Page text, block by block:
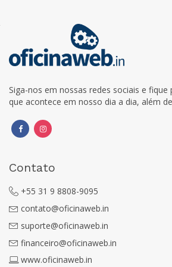
Siga-nos em nossas redes sociais e
que acontece em nosso dia a dia, além
Contato
+55 31 9 8808-9095
contato@oficinaweb.in
suporte@oficinaweb.in
financeiro@oficinaweb.in
www.oficinaweb.in